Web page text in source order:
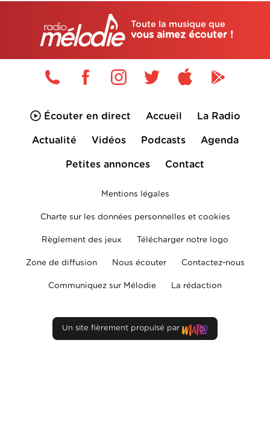
Toute la musique que
vous aimez écouter !
Écouter en direct Accueil La Radio
Actualité Vidéos Podcasts Agenda
Petites annonces Contact
Mentions légales
Charte sur les données personnelles et cookies
Règlement des jeux Télécharger notre logo
Zone de diffusion Nous écouter Contactez-nous
Communiquez sur Mélodie La rédaction
Un site fièrement propulsé par